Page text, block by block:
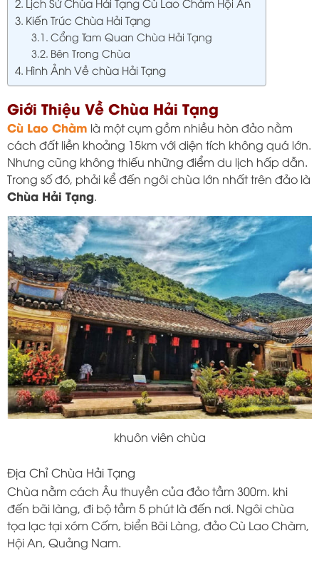
Lịch Sử Chùa Hải Tạng Cù Lao Chàm Hội An
Kiến Trúc Chùa Hải Tạng
Cổng Tam Quan Chùa Hải Tạng
Bên Trong Chùa
Hình Ảnh Về chùa Hải Tạng
Giới Thiệu Về Chùa Hải Tạng
Cù Lao Chàm là một cụm gồm nhiều hòn đảo nằm
cách đất liền khoảng 15km với diện tích không quá lớn.
Nhưng cũng không thiếu những điểm du lịch hấp dẫn.
Trong số đó, phải kể đến ngôi chùa lớn nhất trên đảo là
Chùa Hải Tạng.
khuôn viên chùa
Địa Chỉ Chùa Hải Tạng
Chùa nằm cách Âu thuyền của đảo tầm 300m. khi
đến bãi làng, đi bộ tầm 5 phút là đến nơi. Ngôi chùa
tọa lạc tại xóm Cốm, biển Bãi Làng, đảo Cù Lao Chàm,
Hội An, Quảng Nam.